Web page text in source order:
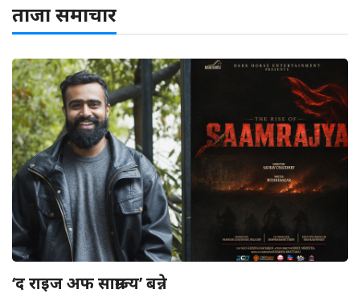
ताजा समाचार
‘द राइज अफ साम्राज्य’ बन्ने